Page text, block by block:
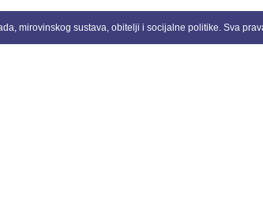
mirovinskog sustava, obitelji i socijalne politike. Sva